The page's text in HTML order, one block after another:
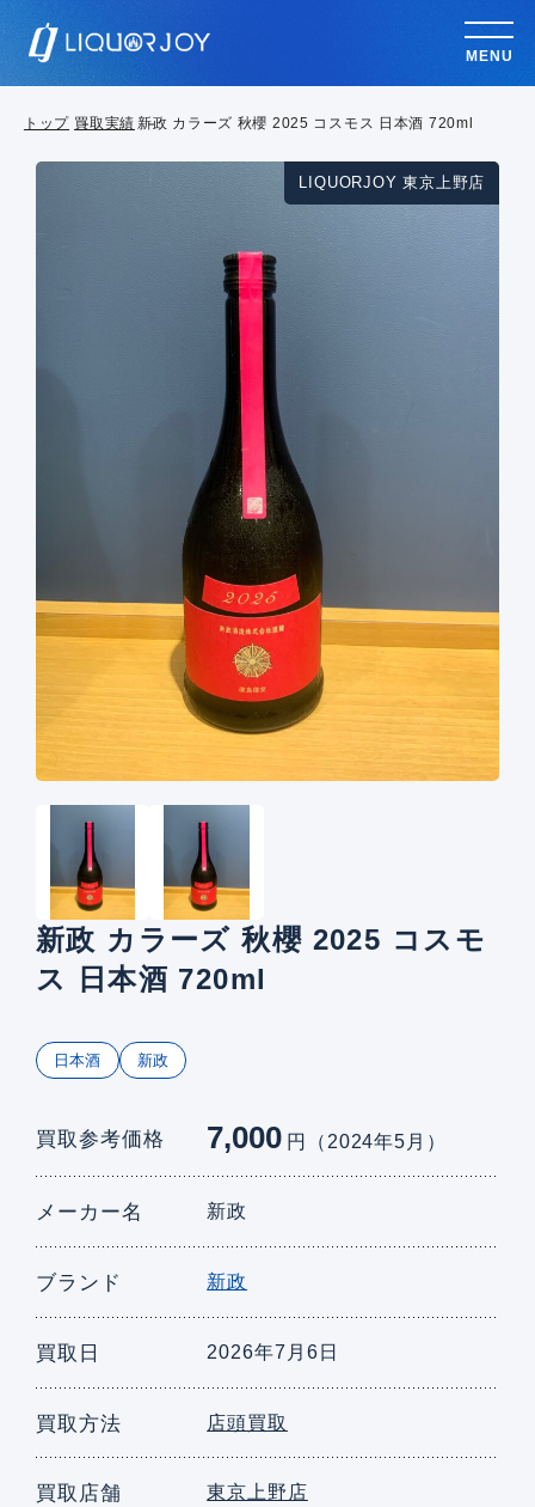
MENU
トップ 買取実績 新政 カラーズ 秋櫻 2025 コスモス 日本酒 720ml
LIQUORJOY 東京上野店
新政 カラーズ 秋櫻 2025 コスモ
ス 日本酒 720ml
日本酒 新政
買取参考価格 7,000 円（2024年5月）
メーカー名 新政
ブランド 新政
買取日 2026年7月6日
買取方法 店頭買取
買取店舗 東京上野店